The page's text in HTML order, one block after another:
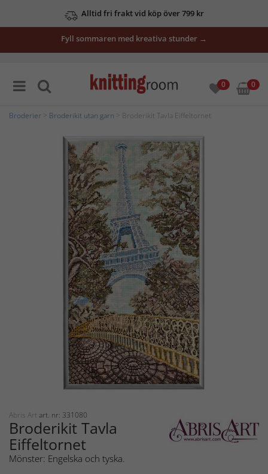
Alltid fri frakt vid köp över 799 kr
Fyll sommaren med kreativa stunder →
0 0
Broderier Broderikit utan garn > Broderikit Tavla Eiffeltornet
Abris Art art. nr: 331080
Broderikit Tavla
Eiffeltornet
Mönster: Engelska och tyska.